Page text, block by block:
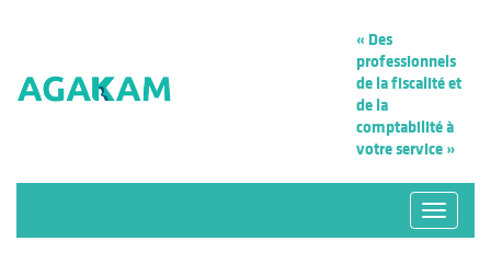
« Des
professionnels
de la fiscalitéet
de la
comptabilité à
votre service »